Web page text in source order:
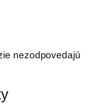
nezodpovedajú